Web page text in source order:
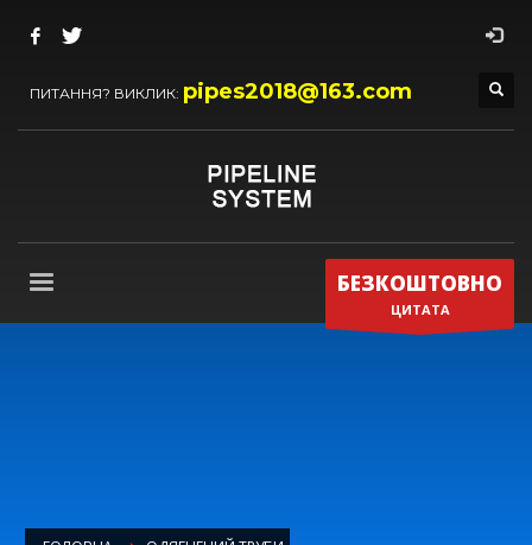
ПИТАННЯ? ВИКЛИК: pipes2018@163.com
БЕЗКОШТОВНО
ЦИТАТА